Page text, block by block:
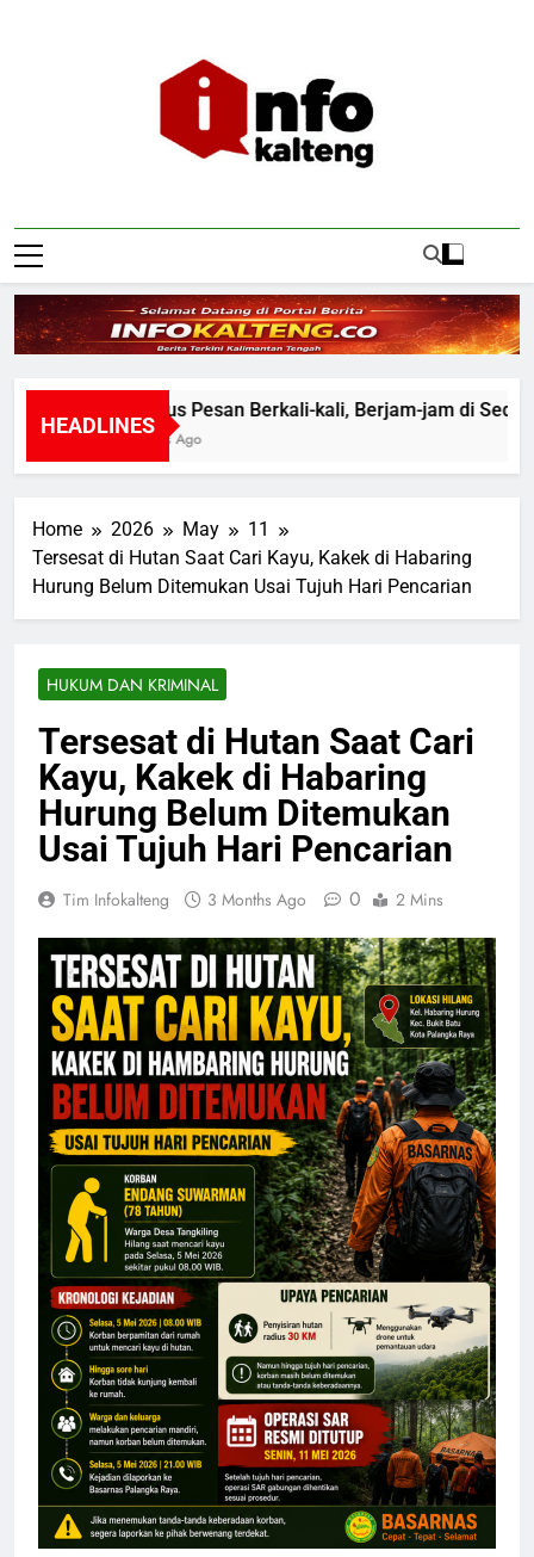
Infokalteng
HEADLINES
Tak Harus Pesan Berkali-kali, Berjam-jam di Seduh
34 Minutes Ago
Home 2026 May
11
Tersesat di Hutan Saat Cari Kayu, Kakek di Habaring
Hurung Belum Ditemukan Usai Tujuh Hari Pencarian
HUKUM DAN KRIMINAL
Tersesat di Hutan Saat Cari
Kayu, Kakek di Habaring
Hurung Belum Ditemukan
Usai Tujuh Hari Pencarian
Tim Infokalteng 3 Months Ago 0 2 Mins